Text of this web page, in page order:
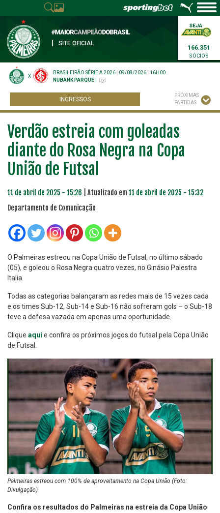
SITE OFICIAL
166.351
SÓCIOS
X
BRASILEIRÃO SÉRIE A 2026 09/08/2026
16H00
NUBANK PARQUE
INGRESSOS
PRÓXIMAS
PARTIDAS
Verdão estreia com goleadas
diante do Rosa Negra na Copa
União de Futsal
11 de abril de 2025 - 15:26 | Atualizado em11 de abril de 2025 - 15:32
Departamento de Comunicação
O Palmeiras estreou na Copa União de Futsal, no último sábado
(05), e goleou o Rosa Negra quatro vezes, no Ginásio Palestra
Italia.
Todas as categorias balançaram as redes mais de 15 vezes cada
e os times Sub-12, Sub-14 e Sub-16 não sofreram gols – o Sub-18
teve a defesa vazada em apenas uma oportunidade.
Clique aqui e confira os próximos jogos do futsal pela Copa União
de Futsal.
Palmeiras estreou com 100% de aproveitamento na Copa União (Foto:
Divulgação)
Confira os resultados do Palmeiras na estreia da Copa União